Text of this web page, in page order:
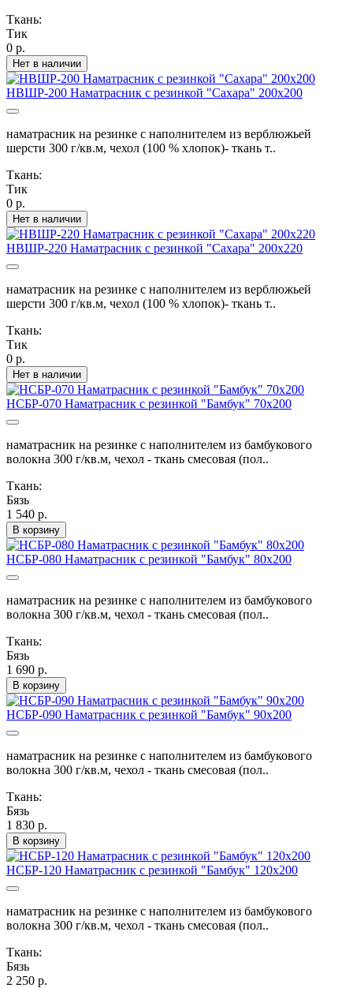
Ткань:
Тик
0 р.
Нет в наличии
НВШР-200 Наматрасник с резинкой "Сахара" 200х200
наматрасник на резинке с наполнителем из верблюжьей
шерсти 300 г/кв.м, чехол (100 % хлопок)- ткань т..
Ткань:
Тик
0 р.
Нет в наличии
НВШР-220 Наматрасник с резинкой "Сахара" 200х220
наматрасник на резинке с наполнителем из верблюжьей
шерсти 300 г/кв.м, чехол (100 % хлопок)- ткань т..
Ткань:
Тик
0 р.
Нет в наличии
НСБР-070 Наматрасник с резинкой "Бамбук" 70х200
наматрасник на резинке с наполнителем из бамбукового
волокна 300 г/кв.м, чехол - ткань смесовая (пол..
Ткань:
Бязь
1 540 р.
В корзину
НСБР-080 Наматрасник с резинкой "Бамбук" 80х200
наматрасник на резинке с наполнителем из бамбукового
волокна 300 г/кв.м, чехол - ткань смесовая (пол..
Ткань:
Бязь
1 690 р.
В корзину
НСБР-090 Наматрасник с резинкой "Бамбук" 90х200
наматрасник на резинке с наполнителем из бамбукового
волокна 300 г/кв.м, чехол - ткань смесовая (пол..
Ткань:
Бязь
1 830 р.
В корзину
НСБР-120 Наматрасник с резинкой "Бамбук" 120х200
наматрасник на резинке с наполнителем из бамбукового
волокна 300 г/кв.м, чехол - ткань смесовая (пол..
Ткань:
Бязь
2 250 р.